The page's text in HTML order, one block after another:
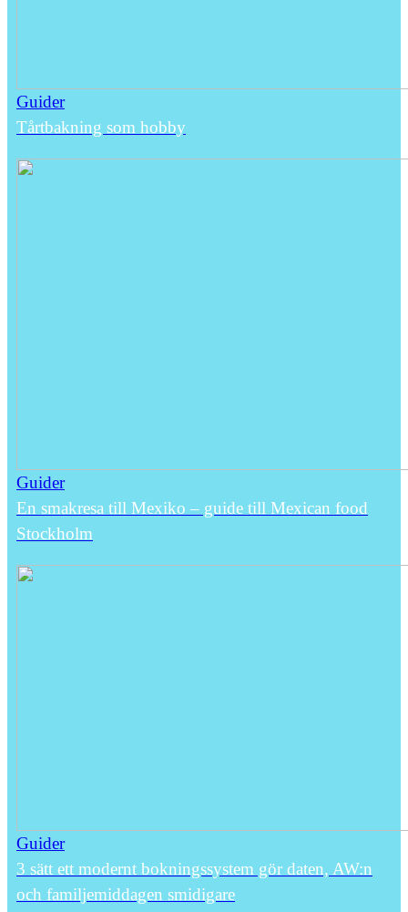
Guider
Tårtbakning som hobby
Guider
En smakresa till Mexiko – guide till Mexican food
Stockholm
Guider
3 sätt ett modernt bokningssystem gör daten, AW:n
och familjemiddagen smidigare